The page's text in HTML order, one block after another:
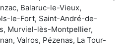
Balaruc-le-Vieux,
le-Fort, Saint-André-de-
Murviel-lès-Montpellier,
Valros, Pézenas, La Tour-